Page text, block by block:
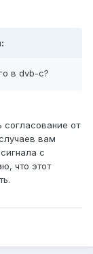
в dvb-c?
согласование от
вам
с
что этот